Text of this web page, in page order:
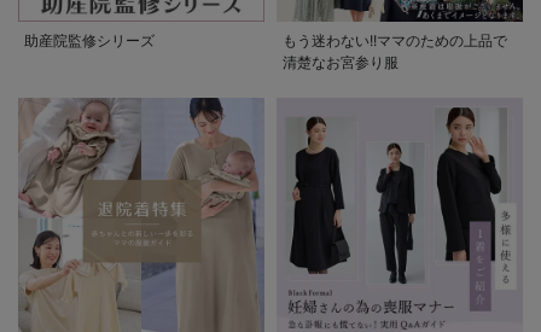
助産院監修シリーズ
もう迷わない!!ママのための上品で
清楚なお宮参り服